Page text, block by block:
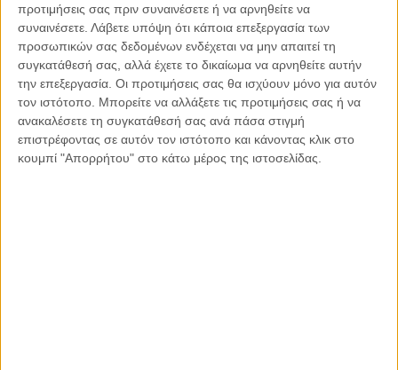
προτιμήσεις σας πριν συναινέσετε ή να αρνηθείτε να
συναινέσετε. Λάβετε υπόψη ότι κάποια επεξεργασία των
προσωπικών σας δεδομένων ενδέχεται να μην απαιτεί τη
συγκατάθεσή σας, αλλά έχετε το δικαίωμα να αρνηθείτε αυτήν
την επεξεργασία. Οι προτιμήσεις σας θα ισχύουν μόνο για αυτόν
τον ιστότοπο. Μπορείτε να αλλάξετε τις προτιμήσεις σας ή να
ανακαλέσετε τη συγκατάθεσή σας ανά πάσα στιγμή
επιστρέφοντας σε αυτόν τον ιστότοπο και κάνοντας κλικ στο
κουμπί "Απορρήτου" στο κάτω μέρος της ιστοσελίδας.
μιας Κοινωνίας που βράζει
Γιάννης Πανούσης
Μικροδιάβολοι ή άγουροι
εγκληματίες; – Άρθρο – παρέμβαση
στο Propago του Γιάννη Πανούση